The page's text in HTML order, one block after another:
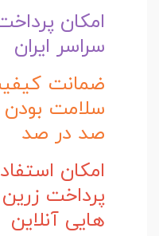
امکان
سراسر ایران
ضمانت
سلامت
صد در صد
امکان
پرداخت زرین
هایی آنلاین